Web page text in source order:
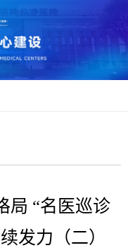
局 “名医巡诊
发力（二）